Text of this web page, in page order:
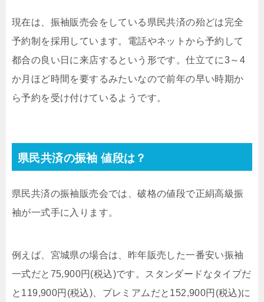
現在は、振袖販売会をしている県民共済の殆どは完全
予約制を採用しています。電話やネットから予約して
都合の良い日に来店するという形です。仕立てに3～4
か月ほど時間を要するみたいなので前年の早い時期か
ら予約を受け付けているようです。
県民共済の振袖 値段は？
県民共済の振袖販売会では、破格の値段で正絹高級振
袖が一式手に入ります。
例えば、宮城県の場合は、昨年販売した一番安い振袖
一式だと75,900円(税込)です。スタンダードなタイプだ
と119,900円(税込)、プレミアムだと152,900円(税込)に